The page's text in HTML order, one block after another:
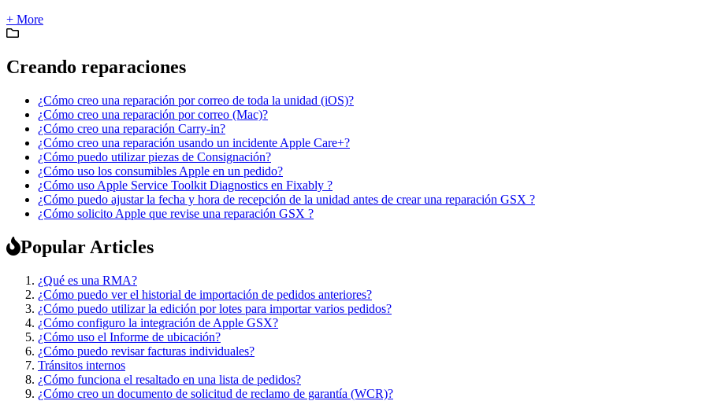
+ More
Creando reparaciones
¿Cómo creo una reparación por correo de toda la unidad (iOS)?
¿Cómo creo una reparación por correo (Mac)?
¿Cómo creo una reparación Carry-in?
¿Cómo creo una reparación usando un incidente Apple Care+?
¿Cómo puedo utilizar piezas de Consignación?
¿Cómo uso los consumibles Apple en un pedido?
¿Cómo uso Apple Service Toolkit Diagnostics en Fixably ?
¿Cómo puedo ajustar la fecha y hora de recepción de la unidad antes de crear una reparación GSX ?
¿Cómo solicito Apple que revise una reparación GSX ?
Popular Articles
¿Qué es una RMA?
¿Cómo puedo ver el historial de importación de pedidos anteriores?
¿Cómo puedo utilizar la edición por lotes para importar varios pedidos?
¿Cómo configuro la integración de Apple GSX?
¿Cómo uso el Informe de ubicación?
¿Cómo puedo revisar facturas individuales?
Tránsitos internos
¿Cómo funciona el resaltado en una lista de pedidos?
¿Cómo creo un documento de solicitud de reclamo de garantía (WCR)?